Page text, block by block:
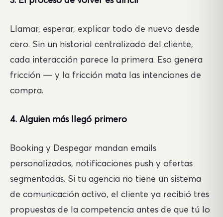
Llamar, esperar, explicar todo de nuevo desde
cero. Sin un historial centralizado del cliente,
cada interacción parece la primera. Eso genera
fricción — y la fricción mata las intenciones de
compra.
4. Alguien más llegó primero
Booking y Despegar mandan emails
personalizados, notificaciones push y ofertas
segmentadas. Si tu agencia no tiene un sistema
de comunicación activo, el cliente ya recibió tres
propuestas de la competencia antes de que tú lo